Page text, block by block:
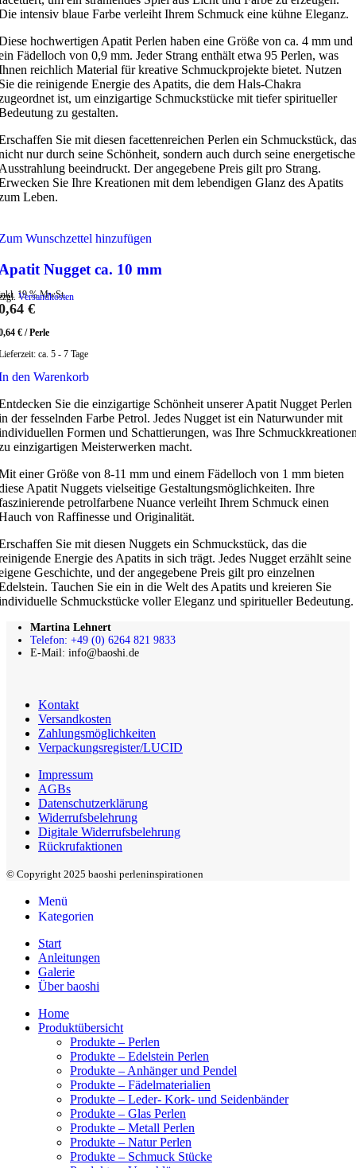
intensiv blaue Farbe verleiht Ihrem Schmuck eine kühne Eleganz.
hochwertigen Apatit Perlen haben eine Größe von ca. 4 mm und
Fädelloch von 0,9 mm. Jeder Strang enthält etwa 95 Perlen, was
reichlich Material für kreative Schmuckprojekte bietet. Nutzen
die reinigende Energie des Apatits, die dem Hals-Chakra
ist, um einzigartige Schmuckstücke mit tiefer spiritueller
zu gestalten.
Sie mit diesen facettenreichen Perlen ein Schmuckstück, das
nur durch seine Schönheit, sondern auch durch seine energetische
beeindruckt. Der angegebene Preis gilt pro Strang.
Sie Ihre Kreationen mit dem lebendigen Glanz des Apatits
Leben.
Wunschzettel hinzufügen
Nugget ca. 10 mm
19 % MwSt.
Versandkosten
€
€ /Perle
ca. 5 - 7 Tage
den Warenkorb
Sie die einzigartige Schönheit unserer Apatit Nugget Perlen
der fesselnden Farbe Petrol. Jedes Nugget ist ein Naturwunder mit
Formen und Schattierungen, was Ihre
einzigartigen Meisterwerken macht.
einer Größe von 8-11 mm und einem Fädelloch von 1 mm bieten
Apatit Nuggets vielseitige Gestaltungsmöglichkeiten. Ihre
petrolfarbene Nuance verleiht Ihrem Schmuck einen
von Raffinesse und Originalität.
Sie mit diesen Nuggets ein Schmuckstück, das die
Energie des Apatits in sich trägt. Jedes Nugget erzählt seine
Geschichte, und der angegebene Preis gilt pro einzelnen
Tauchen Sie ein in die Welt des Apatits und kreieren Sie
Schmuckstücke voller Eleganz und spiritueller Bedeutung.
Martina Lehnert
Telefon: +49 (0) 6264 821 9833
E-Mail: info@baoshi.de
Kontakt
Versandkosten
Zahlungsmöglichkeiten
Verpackungsregister/LUCID
Impressum
AGBs
Datenschutzerklärung
Widerrufsbelehrung
Digitale Widerrufsbelehrung
Rückrufaktionen
© Copyright 2025 baoshi perleninspirationen
Menü
Kategorien
Start
Anleitungen
Galerie
Über baoshi
Home
Produktübersicht
Produkte – Perlen
Produkte – Edelstein Perlen
Produkte – Anhänger und Pendel
Produkte – Fädelmaterialien
Produkte – Leder- Kork- und Seidenbänder
Produkte – Glas Perlen
Produkte – Metall Perlen
Produkte – Natur Perlen
Produkte – Schmuck Stücke